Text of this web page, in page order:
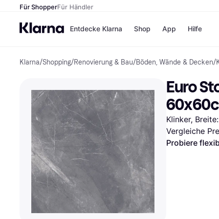
Für ShopperFür Händler
Entdecke Klarna
Zahlungsmethoden
Sofort bezahlen
Bezahle in 3
Teilzahlungen
Bezahle in bis zu 30
Tagen
Ratenzahlung
Shop
Shops
H&M
Temu
App Hilfe
Klarna/Shopping/Renovierung & Bau/Böden, Wände & Decken/
Euro
Klinker,
Vergleiche
Probiere